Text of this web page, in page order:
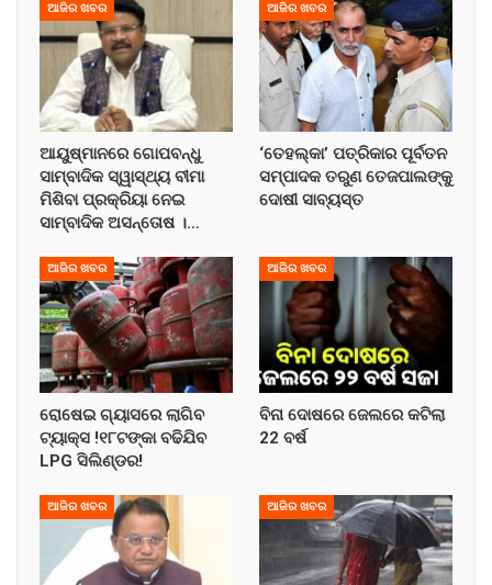
ଆଜିର ଖବର
ଆୟୁଷ୍ମାନରେ ଗୋପବନ୍ଧୁ
ସାମ୍ବାଦିକ ସ୍ୱାସ୍ଥ୍ୟ ବୀମା
ମିଶିବା ପ୍ରକ୍ରିୟା ନେଇ
ସାମ୍ବାଦିକ ଅସନ୍ତୋଷ ।…
ଆଜିର ଖବର
‘ତେହଲ୍‌କା’ ପତ୍ରିକାର ପୂର୍ବତନ
ସମ୍ପାଦକ ତରୁଣ ତେଜପାଲଙ୍କୁ
ଦୋଷୀ ସାବ୍ୟସ୍ତ
ଆଜିର ଖବର
ରୋଷେଇ ଗ୍ୟାସରେ ଲାଗିବ
ଟ୍ୟାକ୍ସ !୧୮ଟଙ୍କା ବଢିଯିବ
LPG ସିଲିଣ୍ଡର!
ଆଜିର ଖବର
ବିନା ଦୋଷରେ ଜେଲରେ କଟିଲା
22 ବର୍ଷ
ଆଜିର ଖବର ଆଜିର ଖବର